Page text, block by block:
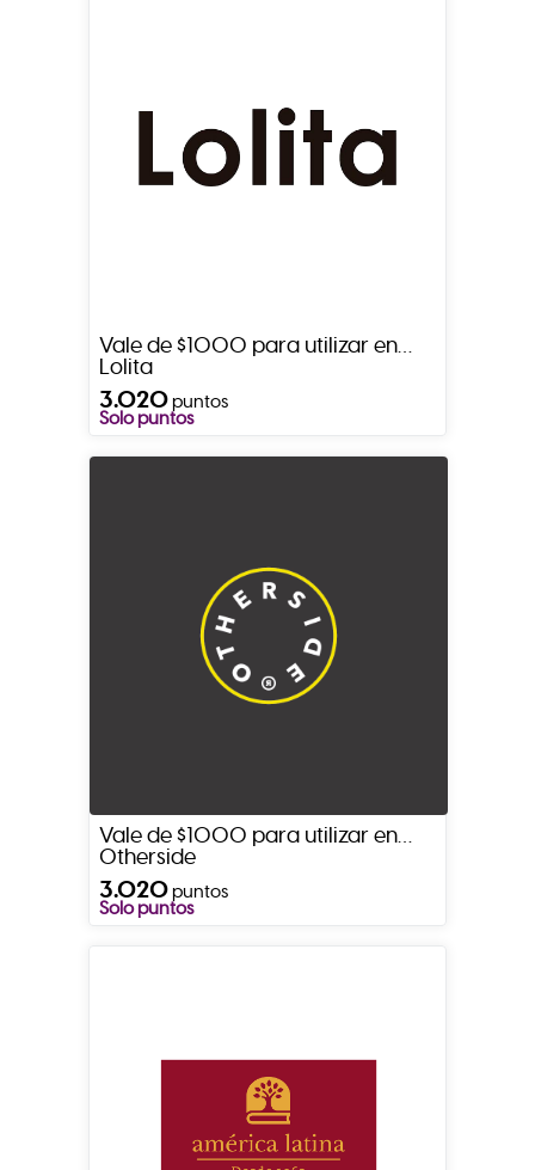
Vale de $1000 para utilizar en
Lolita
3.020puntos
Solo puntos
Vale de $1000 para utilizar en
Otherside
3.020puntos
Solo puntos